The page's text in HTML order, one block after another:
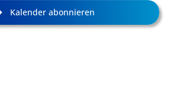
Kalender abonnieren